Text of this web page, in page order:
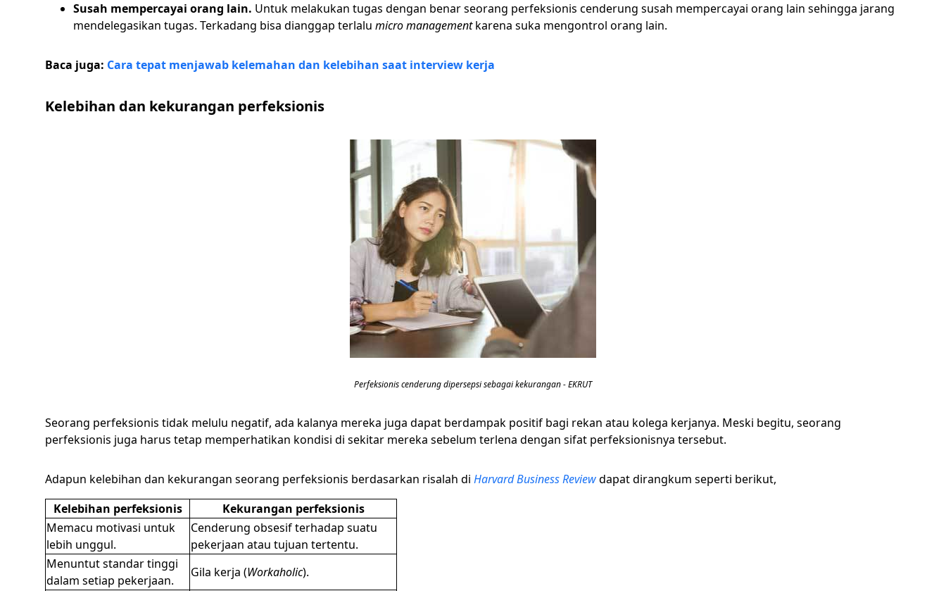
Susah mempercayai orang lain. Untuk melakukan tugas dengan benar seorang perfeksionis cenderung susah mempercayai orang lain sehingga jarang
mendelegasikan tugas. Terkadang bisa dianggap terlalu micro managementkarena suka mengontrol orang lain.
Baca juga: Cara tepat menjawab kelemahan dan kelebihan saat interview kerja
Kelebihan dan kekurangan perfeksionis
Perfeksionis cenderung dipersepsi sebagai kekurangan - EKRUT
Seorang perfeksionis tidak melulu negatif, ada kalanya mereka juga dapat berdampak positif bagi rekan atau kolega kerjanya. Meski begitu, seorang
perfeksionis juga harus tetap memperhatikan kondisi di sekitar mereka sebelum terlena dengan sifat perfeksionisnya tersebut.
Adapun kelebihan dan kekurangan seorang perfeksionis berdasarkan risalah di Harvard Business Reviewdapat dirangkum seperti berikut,
Kelebihan perfeksionis
Kekurangan perfeksionis
Memacu motivasi untuk
lebih unggul.
Cenderung obsesif terhadap suatu
pekerjaan atau tujuan tertentu.
Menuntut standar tinggi
dalam setiap pekerjaan.
Gila kerja (Workaholic).